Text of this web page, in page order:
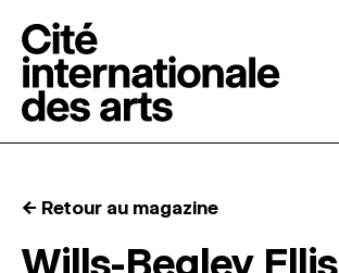
← Retour au magazine